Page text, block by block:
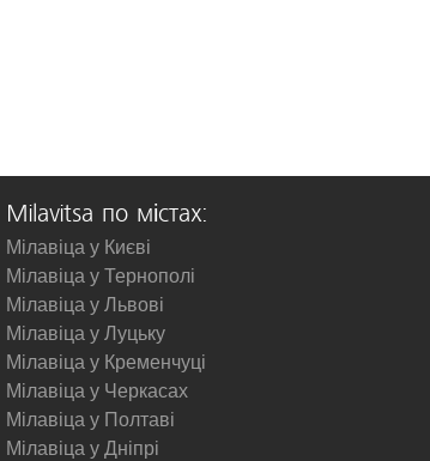
Milavitsa по містах:
Мілавіца у Києві
Мілавіца у Тернополі
Мілавіца у Львові
Мілавіца у Луцьку
Мілавіца у Кременчуці
Мілавіца у Черкасах
Мілавіца у Полтаві
Мілавіца у Дніпрі